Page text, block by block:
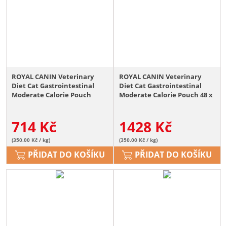
ROYAL CANIN Veterinary
Diet Cat Gastrointestinal
Moderate Calorie Pouch
714 Kč
(350.00 Kč / kg)
PŘIDAT DO KOŠÍKU
ROYAL CANIN Veterinary
Diet Cat Gastrointestinal
Moderate Calorie Pouch 48 x
1428 Kč
(350.00 Kč / kg)
PŘIDAT DO KOŠÍKU